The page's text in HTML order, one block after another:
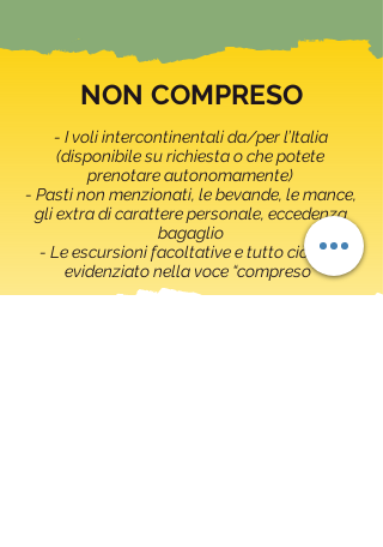
NON COMPRESO
- I voli intercontinentali da/per l’Italia
(disponibile su richiesta o che potete
prenotare autonomamente)
- Pasti non menzionati, le bevande, le mance,
gli extra di carattere personale, eccedenza
bagaglio
- Le escursioni facoltative e tutto ciò non
evidenziato nella voce “compreso”